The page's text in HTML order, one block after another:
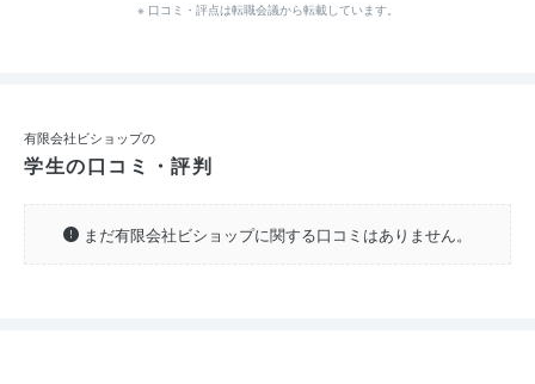
※ 口コミ・評点は転職会議から転載しています。
有限会社ビショップの
学生の口コミ・評判
まだ有限会社ビショップに関する口コミはありません。